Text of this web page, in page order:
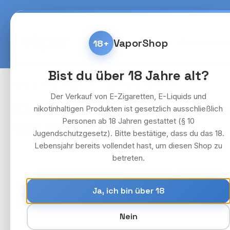
Hauptinhalt springen
Zur Suche springen
Zur Hauptnavigation springen Kostenlose Lieferung
Home E-Zigaretten &
10x LOST MARY WAVI
Akkuträger gratis)
18+ VaporShop
Bist du über 18 Jahre alt?
Der Verkauf von E-Zigaretten, E-Liquids und
nikotinhaltigen Produkten ist gesetzlich ausschließlich
Personen ab 18 Jahren gestattet (§ 10
Jugendschutzgesetz). Bitte bestätige, dass du das 18.
Lebensjahr bereits vollendet hast, um diesen Shop zu
betreten.
Ja, ich bin über 18
Nein